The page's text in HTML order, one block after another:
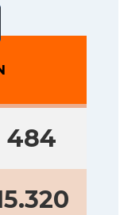
484